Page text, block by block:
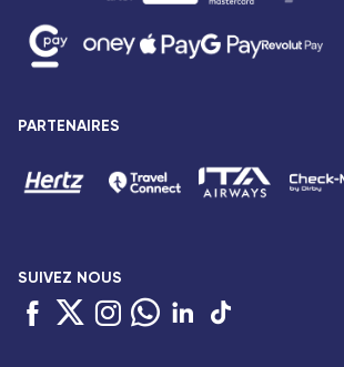
SUIVEZ NOUS
Droits des passagers
Conditions générales de vente
Plan du site
Gestion des cookies
Vols Paris Dzaoudzi
Vols Paris Cotonou
PARTENAIRES